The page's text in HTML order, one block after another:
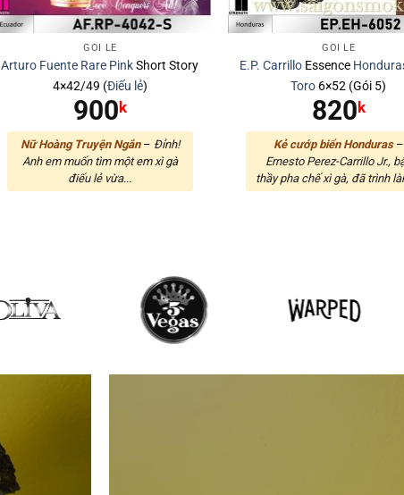
GÓI LẺ
Arturo Fuente Rare PinkShort Story
4×42/49 (Điếu lẻ)
900 k
Nữ Hoàng Truyện Ngắn– Đỉnh!
Anh em muốn tìm một em xì gà
điếu lẻ vừa...
GÓI LẺ
E.P. CarrilloEssence
Toro 6×52 (Gói 5)
820 k
Kẻ cướp biển Honduras–
Ernesto Perez-Carrillo Jr.,
thầy pha chế xì gà, đã trình